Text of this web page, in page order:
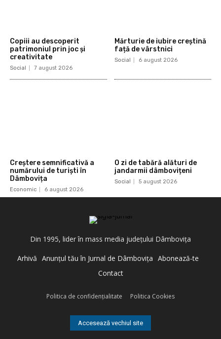
Copiii au descoperit
patrimoniul prin joc și
creativitate
Social 7 august 2026
Mărturie de iubire creștină
față de vârstnici
Social 6 august 2026
Creștere semnificativă a
numărului de turiști în
Dâmbovița
Economic 6 august 2026
O zi de tabără alături de
jandarmii dâmbovițeni
Social 5 august 2026
Din 1995, lider în mass media judeţului Dâmboviţa
Arhivă Anunţul tău în Jurnal de Dâmboviţa Abonează-te
Contact
Politica de confidenţialitate Politica Cookies
Accesează vechiul site